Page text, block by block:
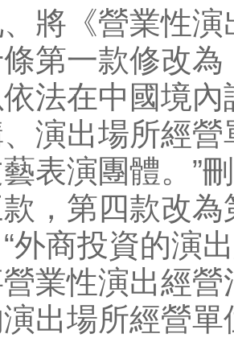
《營業性演
第一款修改為
法在中國境內
演出場所經營
表演團體。”
，第四款改為
外商投資的演
業性演出經營
出場所經營單